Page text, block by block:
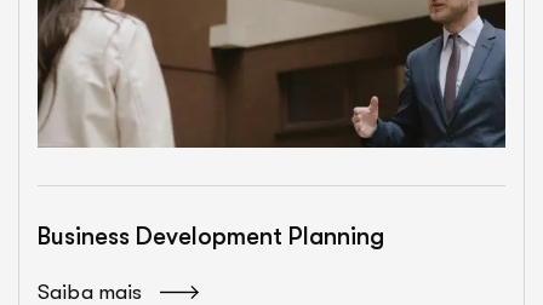
Business Development Planning
Saiba mais